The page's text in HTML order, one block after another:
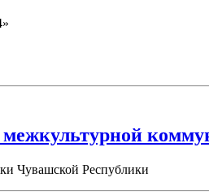
Чувашской Республики